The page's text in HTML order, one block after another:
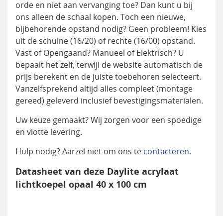
orde en niet aan vervanging toe? Dan kunt u bij
ons alleen de schaal kopen. Toch een nieuwe,
bijbehorende opstand nodig? Geen probleem! Kies
uit de schuine (16/20) of rechte (16/00) opstand.
Vast of Opengaand? Manueel of Elektrisch? U
bepaalt het zelf, terwijl de website automatisch de
prijs berekent en de juiste toebehoren selecteert.
Vanzelfsprekend altijd alles compleet (montage
gereed) geleverd inclusief bevestigingsmaterialen.
Uw keuze gemaakt? Wij zorgen voor een spoedige
en vlotte levering.
Hulp nodig? Aarzel niet om ons te contacteren.
Datasheet van deze Daylite acrylaat
lichtkoepel opaal 40 x 100 cm